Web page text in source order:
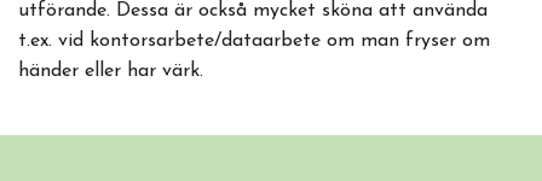
utförande. Dessa är också mycket sköna att använda
t.ex. vid kontorsarbete/dataarbete om man fryser om
händer eller har värk.